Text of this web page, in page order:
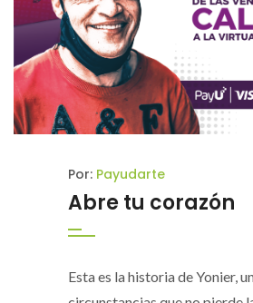
Por: Payudarte
Abre tu corazón
Esta es la historia de Yonier,